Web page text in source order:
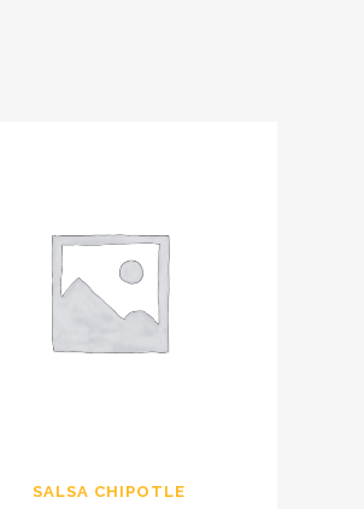
SALSA CHIPOTLE